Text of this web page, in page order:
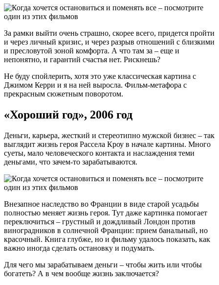
За рамки выйти очень страшно, скорее всего, придется пройти
и через личный кризис, и через разрыв отношений с близкими
и пресловутой зоной комфорта. А что там за – еще и
непонятно, и гарантий счастья нет. Рискнешь?
Не буду спойлерить, хотя это уже классическая картина с
Джимом Керри и я на ней выросла. Фильм-метафора с
прекрасным сюжетным поворотом.
«Хороший год», 2006 год
Деньги, карьера, жесткий и стереотипно мужской бизнес – так
выглядит жизнь героя Рассела Кроу в начале картины. Много
суеты, мало человеческого контакта и наслаждения теми
деньгами, что зачем-то зарабатываются.
Внезапное наследство во Франции в виде старой усадьбы
полностью меняет жизнь героя. Тут даже картинка помогает
переключиться – грустный и дождливый Лондон против
виноградников в солнечной Франции: прием банальный, но
красочный. Книга глубже, но и фильму удалось показать, как
важно иногда сделать остановку и подумать.
Для чего мы зарабатываем деньги – чтобы жить или чтобы
богатеть? А в чем вообще жизнь заключается?